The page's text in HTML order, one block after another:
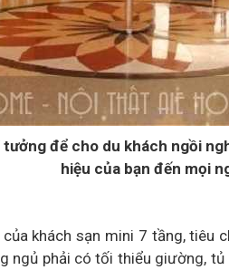
để cho du khách ngồi
hiệu của bạn đến mọi
khách sạn mini 7 tầng, tiêu
ngủ phải có tối thiểu giường, tủ